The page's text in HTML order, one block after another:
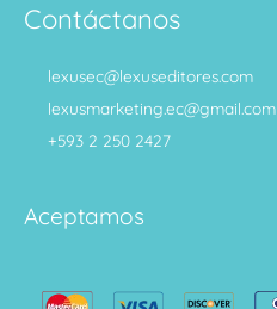
Contáctanos
lexusec@lexuseditores.com
lexusmarketing.ec@gmail.com
+593 2 250 2427
Aceptamos